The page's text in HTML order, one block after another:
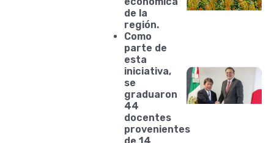
de la
región.
Como
parte de
esta
iniciativa,
se
graduaron
44
docentes
provenientes